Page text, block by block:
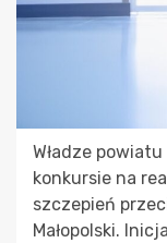
Władze
konkursie na
szczepień
Małopolski.